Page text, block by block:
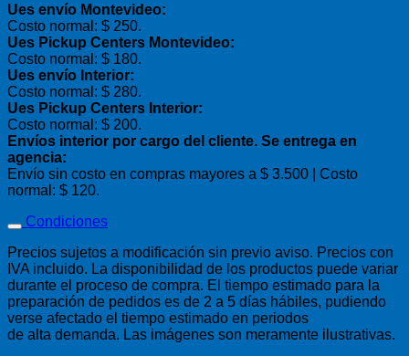
Ues envío Montevideo:
Costo normal: $ 250.
Ues Pickup Centers Montevideo:
Costo normal: $ 180.
Ues envío Interior:
Costo normal: $ 280.
Ues Pickup Centers Interior:
Costo normal: $ 200.
Envíos interior por cargo del cliente. Se entrega en
agencia:
Envío sin costo en compras mayores a $ 3.500 | Costo
normal: $ 120.
Condiciones
Precios sujetos a modificación sin previo aviso. Precios con
IVA incluido. La disponibilidad de los productos puede variar
durante el proceso de compra. El tiempo estimado para la
preparación de pedidos es de 2 a 5 días hábiles, pudiendo
verse afectado el tiempo estimado en periodos
de alta demanda. Las imágenes son meramente ilustrativas.